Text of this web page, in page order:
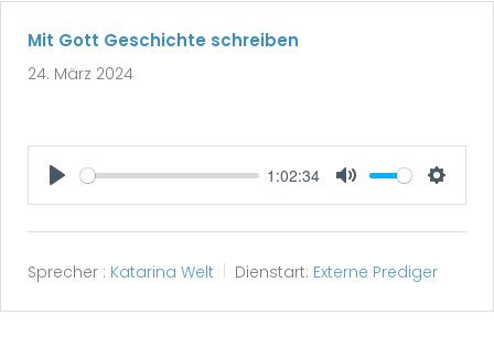
Mit Gott Geschichte schreiben
24. März 2024
Play
1:02:34
Mute Settings
Sprecher : Katarina Welt Dienstart: Externe Prediger